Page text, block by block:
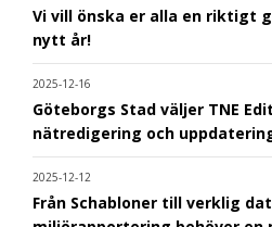
Vi vill önska er alla en riktigt
nytt år!
2025-12-16
Göteborgs Stad väljer TNE
nätredigering och
2025-12-12
Från Schabloner till verklig